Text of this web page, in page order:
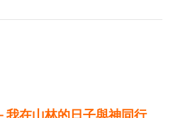
在山林的日子與神同行